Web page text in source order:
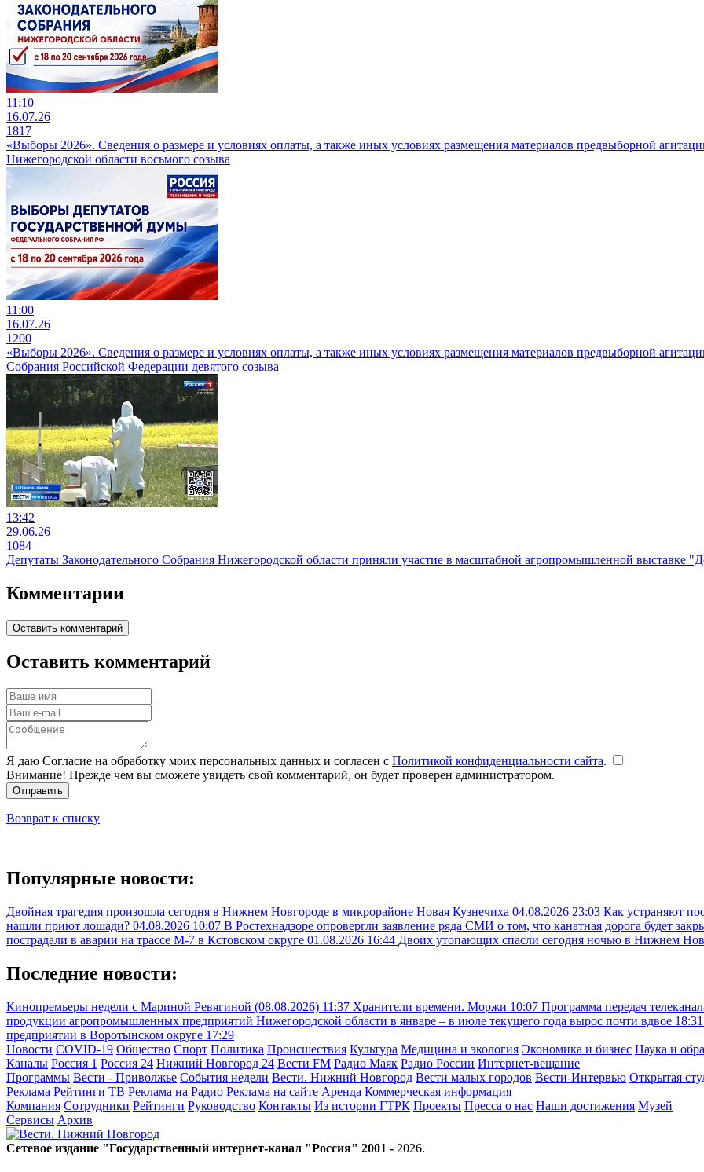
11:10
16.07.26
1817
«Выборы 2026». Сведения о размере и условиях оплаты, а также иных условиях размещения материалов предвыборной
Нижегородской области восьмого созыва
11:00
16.07.26
1200
«Выборы 2026». Сведения о размере и условиях оплаты, а также иных условиях размещения материалов предвыборной
Собрания Российской Федерации девятого созыва
13:42
29.06.26
1084
Депутаты Законодательного Собрания Нижегородской области приняли участие в масштабной агропромышленной выставке
Комментарии
Оставить комментарий
Оставить комментарий
Я даю Согласие на обработку моих персональных данных и согласен с Политикой конфиденциальности сайта.
Внимание! Прежде чем вы сможете увидеть свой комментарий, он будет проверен администратором.
Отправить
Возврат к списку
Популярные новости:
Двойная трагедия произошла сегодня в Нижнем Новгороде в микрорайоне Новая Кузнечиха 04.08.2026 23:03 Как устраняют
нашли приют лошади? 04.08.2026 10:07 В Ростехнадзоре опровергли заявление ряда СМИ о том, что канатная дорога будет
пострадали в аварии на трассе М-7 в Кстовском округе 01.08.2026 16:44 Двоих утопающих спасли сегодня ночью в Нижнем
Последние новости:
Кинопремьеры недели с Мариной Ревягиной (08.08.2026) 11:37 Хранители времени. Моржи 10:07 Программа передач
продукции агропромышленных предприятий Нижегородской области в январе – в июле текущего года вырос почти вдвое 18:31
предприятии в Воротынском округе 17:29
Новости COVID-19 Общество Спорт Политика Происшествия Культура Медицина и экология Экономика и бизнес Наука и
Каналы Россия 1 Россия 24 Нижний Новгород 24 Вести FM Радио Маяк Радио России Интернет-вещание
Программы Вести - Приволжье События недели Вести. Нижний Новгород Вести малых городов Вести-Интервью Открытая
Реклама Рейтинги ТВ Реклама на Радио Реклама на сайте Аренда Коммерческая информация
Компания Сотрудники Рейтинги Руководство Контакты Из истории ГТРК Проекты Пресса о нас Наши достижения Музей
Сервисы Архив
Сетевое издание "Государственный интернет-канал "Россия" 2001 - 2026.